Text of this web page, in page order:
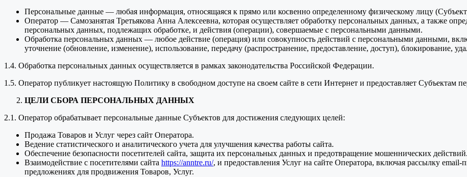
Персональные данные — любая информация, относящаяся к прямо или косвенно определенному физическому лицу
Оператор — Самозанятая Третьякова Анна Алексеевна, которая осуществляет обработку персональных данных, а также
персональных данных, подлежащих обработке, и действия (операции), совершаемые с персональными данными.
Обработка персональных данных — любое действие (операция) или совокупность действий с персональными данными,
уточнение (обновление, изменение), использование, передачу (распространение, предоставление, доступ), блокирование,
1.4. Обработка персональных данных осуществляется в рамках законодательства Российской Федерации.
1.5. Оператор публикует настоящую Политику в свободном доступе на своем сайте в сети Интернет и предоставляет Субъектам
ЦЕЛИ СБОРА ПЕРСОНАЛЬНЫХ ДАННЫХ
2.1. Оператор обрабатывает персональные данные Субъектов для достижения следующих целей:
Продажа Товаров и Услуг через сайт Оператора.
Ведение статистического и аналитического учета для улучшения качества работы сайта.
Обеспечение безопасности посетителей сайта, защита их персональных данных и предотвращение мошеннических действий.
Взаимодействие с посетителями сайта https://anntre.ru/, и предоставления Услуг на сайте Оператора, включая рассылку
предложениях для продвижения Товаров, Услуг.